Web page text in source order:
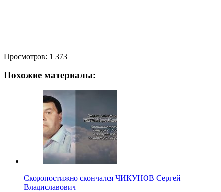
Просмотров: 1 373
Похожие материалы:
Скоропостижно скончался ЧИКУНОВ Сергей
Владиславович